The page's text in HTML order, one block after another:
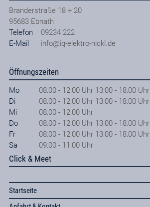
Branderstraße 18 + 20
95683 Ebnath
Telefon
09234 222
E-Mail
info@iq-elektro-nickl.de
Öffnungszeiten
Mo
08:00 - 12:00 Uhr 13:00 - 18:00 Uhr
Di
08:00 - 12:00 Uhr 13:00 - 18:00 Uhr
Mi
08:00 - 12:00 Uhr
Do
08:00 - 12:00 Uhr 13:00 - 18:00 Uhr
Fr
08:00 - 12:00 Uhr 13:00 - 18:00 Uhr
Sa
09:00 - 11:00 Uhr
Click & Meet
Startseite